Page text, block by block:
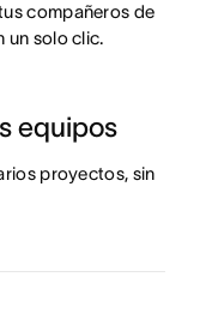
compañeros de
un solo clic.
equipos
proyectos, sin